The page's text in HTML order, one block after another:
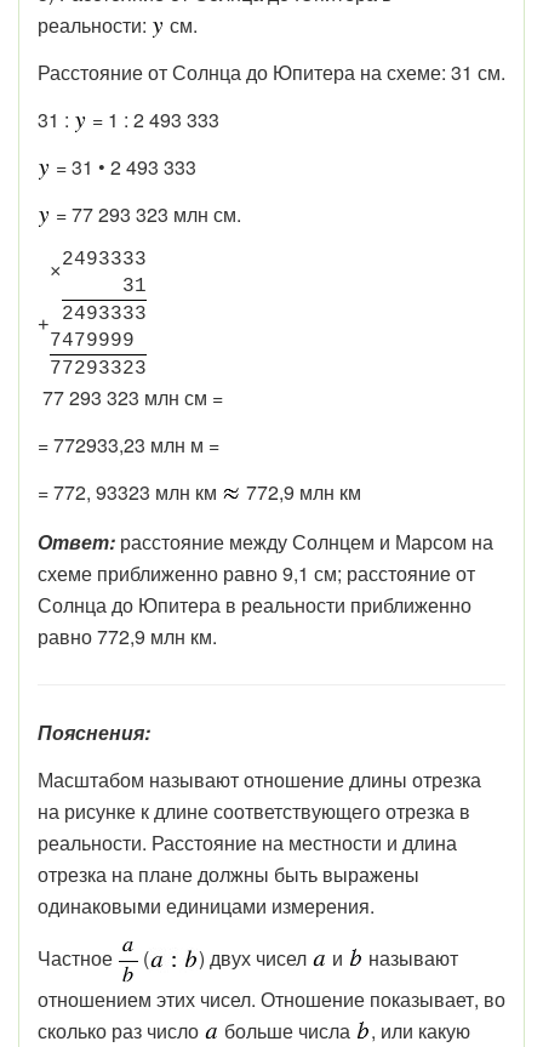
реальности:
см.
Расстояние от Солнца до Юпитера на схеме: 31 см.
31 :
= 1 : 2 493 333
= 31 • 2 493 333
= 77 293 323 млн см.
×
2493333
31
+
2493333
7479999
77293323
77 293 323 млн см =
= 772933,23 млн м =
= 772, 93323 млн км
772,9 млн км
Ответ: расстояние между Солнцем и Марсом на
схеме приближенно равно 9,1 см; расстояние от
Солнца до Юпитера в реальности приближенно
равно 772,9 млн км.
Пояснения:
Масштабом называют отношение длины отрезка
на рисунке к длине соответствующего отрезка в
реальности. Расстояние на местности и длина
отрезка на плане должны быть выражены
одинаковыми единицами измерения.
Частное
( ) двух чисел и
называют
отношением этих чисел. Отношение показывает, во
сколько раз число
больше числа
, или какую